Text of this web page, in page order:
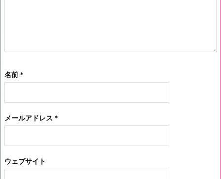
名前 *
メールアドレス *
ウェブサイト